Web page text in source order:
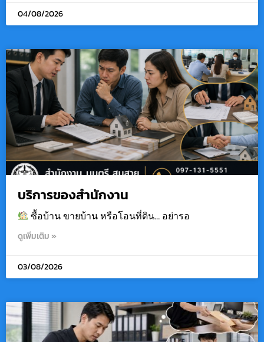
04/08/2026
บริการของสำนักงาน
ซื้อบ้าน ขายบ้าน หรือโอนที่ดิน… อย่ารอ
ดูเพิ่มเติม »
03/08/2026